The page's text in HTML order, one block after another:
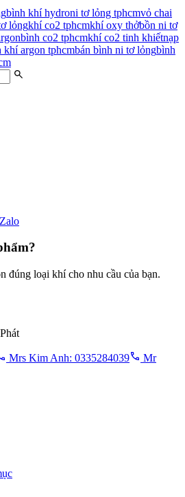
bình khí hydroni tơ lỏng tphcmvỏ chai
lỏngkhí co2 tphcmkhí oxy thởbồn ni tơ
bình co2 tphcmkhí co2 tinh khiếtnạp
khí argon tphcmbán bình ni tơ lỏngbình
đúng loại khí cho nhu cầu của bạn.
Mrs Kim Anh: 0335284039
Mr